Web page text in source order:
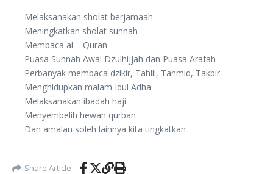
Melaksanakan sholat berjamaah
Meningkatkan sholat sunnah
Membaca al – Quran
Puasa Sunnah Awal Dzulhijjah dan Puasa Arafah
Perbanyak membaca dzikir, Tahlil, Tahmid, Takbir
Menghidupkan malam Idul Adha
Melaksanakan ibadah haji
Menyembelih hewan qurban
Dan amalan soleh lainnya kita tingkatkan
Share Article